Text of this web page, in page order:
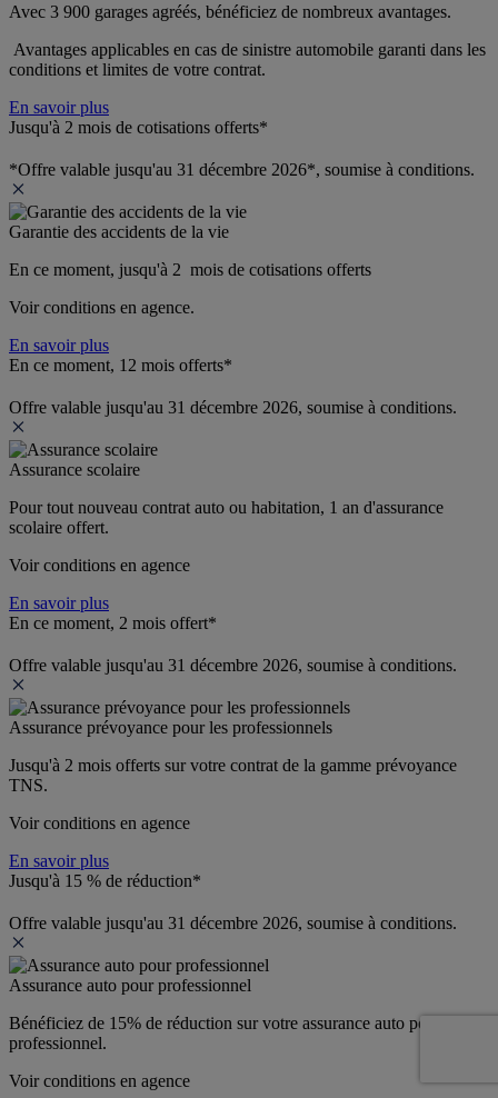
Avec 3 900 garages agréés, bénéficiez de nombreux avantages.
Avantages applicables en cas de sinistre automobile garanti dans les
conditions et limites de votre contrat.
En savoir plus
Jusqu'à 2 mois de cotisations offerts*
*Offre valable jusqu'au 31 décembre 2026*, soumise à conditions.
Garantie des accidents de la vie
En ce moment, jusqu'à 2  mois de cotisations offerts
Voir conditions en agence.
En savoir plus
En ce moment, 12 mois offerts*
Offre valable jusqu'au 31 décembre 2026, soumise à conditions.
Assurance scolaire
Pour tout nouveau contrat auto ou habitation, 1 an d'assurance
scolaire offert.
Voir conditions en agence
En savoir plus
En ce moment, 2 mois offert*
Offre valable jusqu'au 31 décembre 2026, soumise à conditions.
Assurance prévoyance pour les professionnels
Jusqu'à 2 mois offerts sur votre contrat de la gamme prévoyance
TNS.
Voir conditions en agence
En savoir plus
Jusqu'à 15 % de réduction*
Offre valable jusqu'au 31 décembre 2026, soumise à conditions.
Assurance auto pour professionnel
Bénéficiez de 15% de réduction sur votre assurance auto pour
professionnel.
Voir conditions en agence